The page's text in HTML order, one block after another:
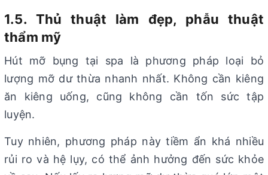
1.5. Thủ thuật làm đẹp, phẫu thuật
thẩm mỹ
Hút mỡ bụng tại spa là phương pháp loại bỏ
lượng mỡ dư thừa nhanh nhất. Không cần kiêng
ăn kiêng uống, cũng không cần tốn sức tập
luyện.
Tuy nhiên, phương pháp này tiềm ẩn khá nhiều
rủi ro và hệ lụy, có thể ảnh hưởng đến sức khỏe